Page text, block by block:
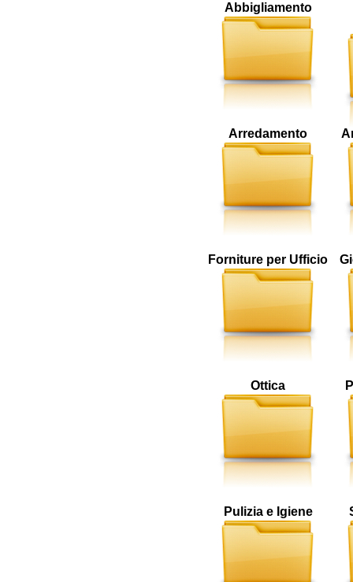
Abbigliamento
Arredamento
Forniture per Ufficio
Ottica
Pulizia e Igiene